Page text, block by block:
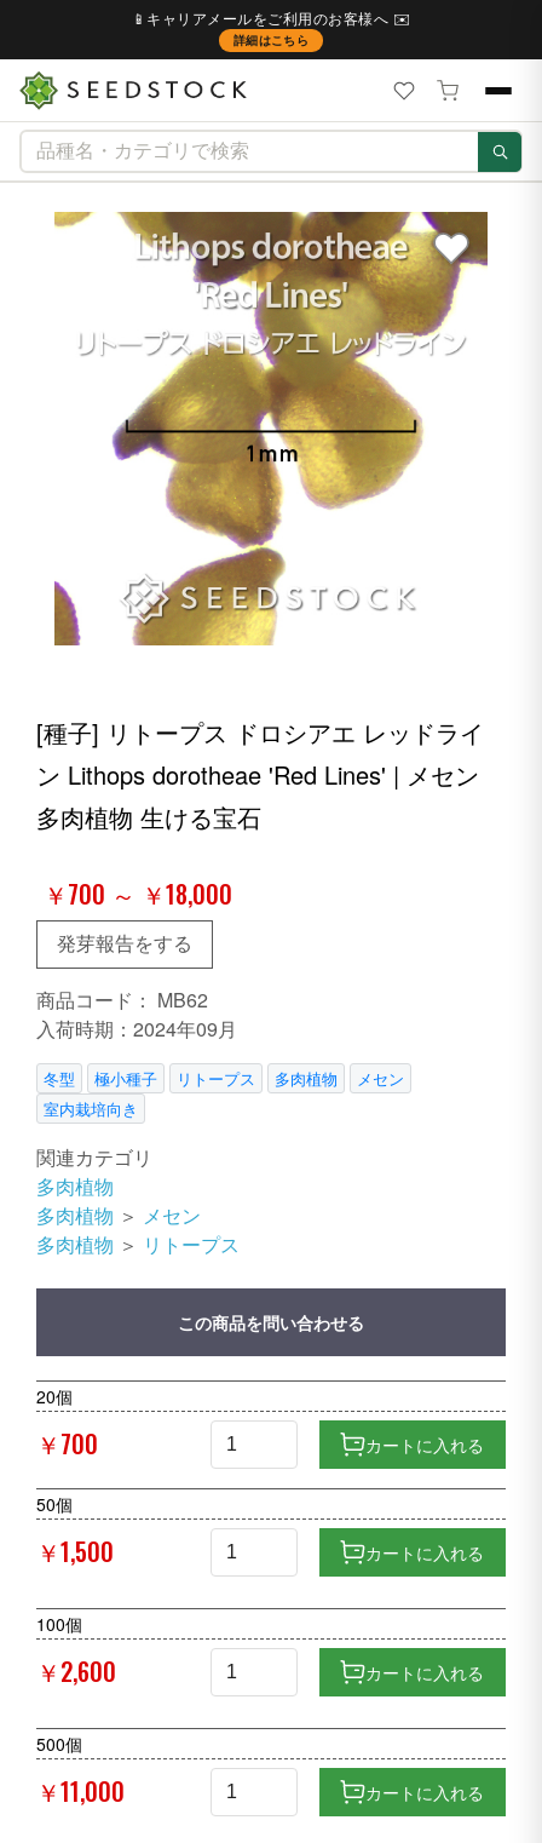
📱キャリアメールをご利用のお客様へ ✉️
詳細はこちら
[種子] リトープス ドロシアエ レッドライ
ン Lithops dorotheae 'Red Lines' | メセン
多肉植物 生ける宝石
￥700 ～ ￥18,000
発芽報告をする
商品コード： MB62
入荷時期：2024年09月
冬型 極小種子 リトープス 多肉植物
メセン
室内栽培向き
関連カテゴリ
多肉植物
多肉植物 ＞ メセン
多肉植物 ＞ リトープス
この商品を問い合わせる
20個
￥700 カートに入れる
50個
￥1,500 カートに入れる
100個
￥2,600 カートに入れる
500個
￥11,000 カートに入れる